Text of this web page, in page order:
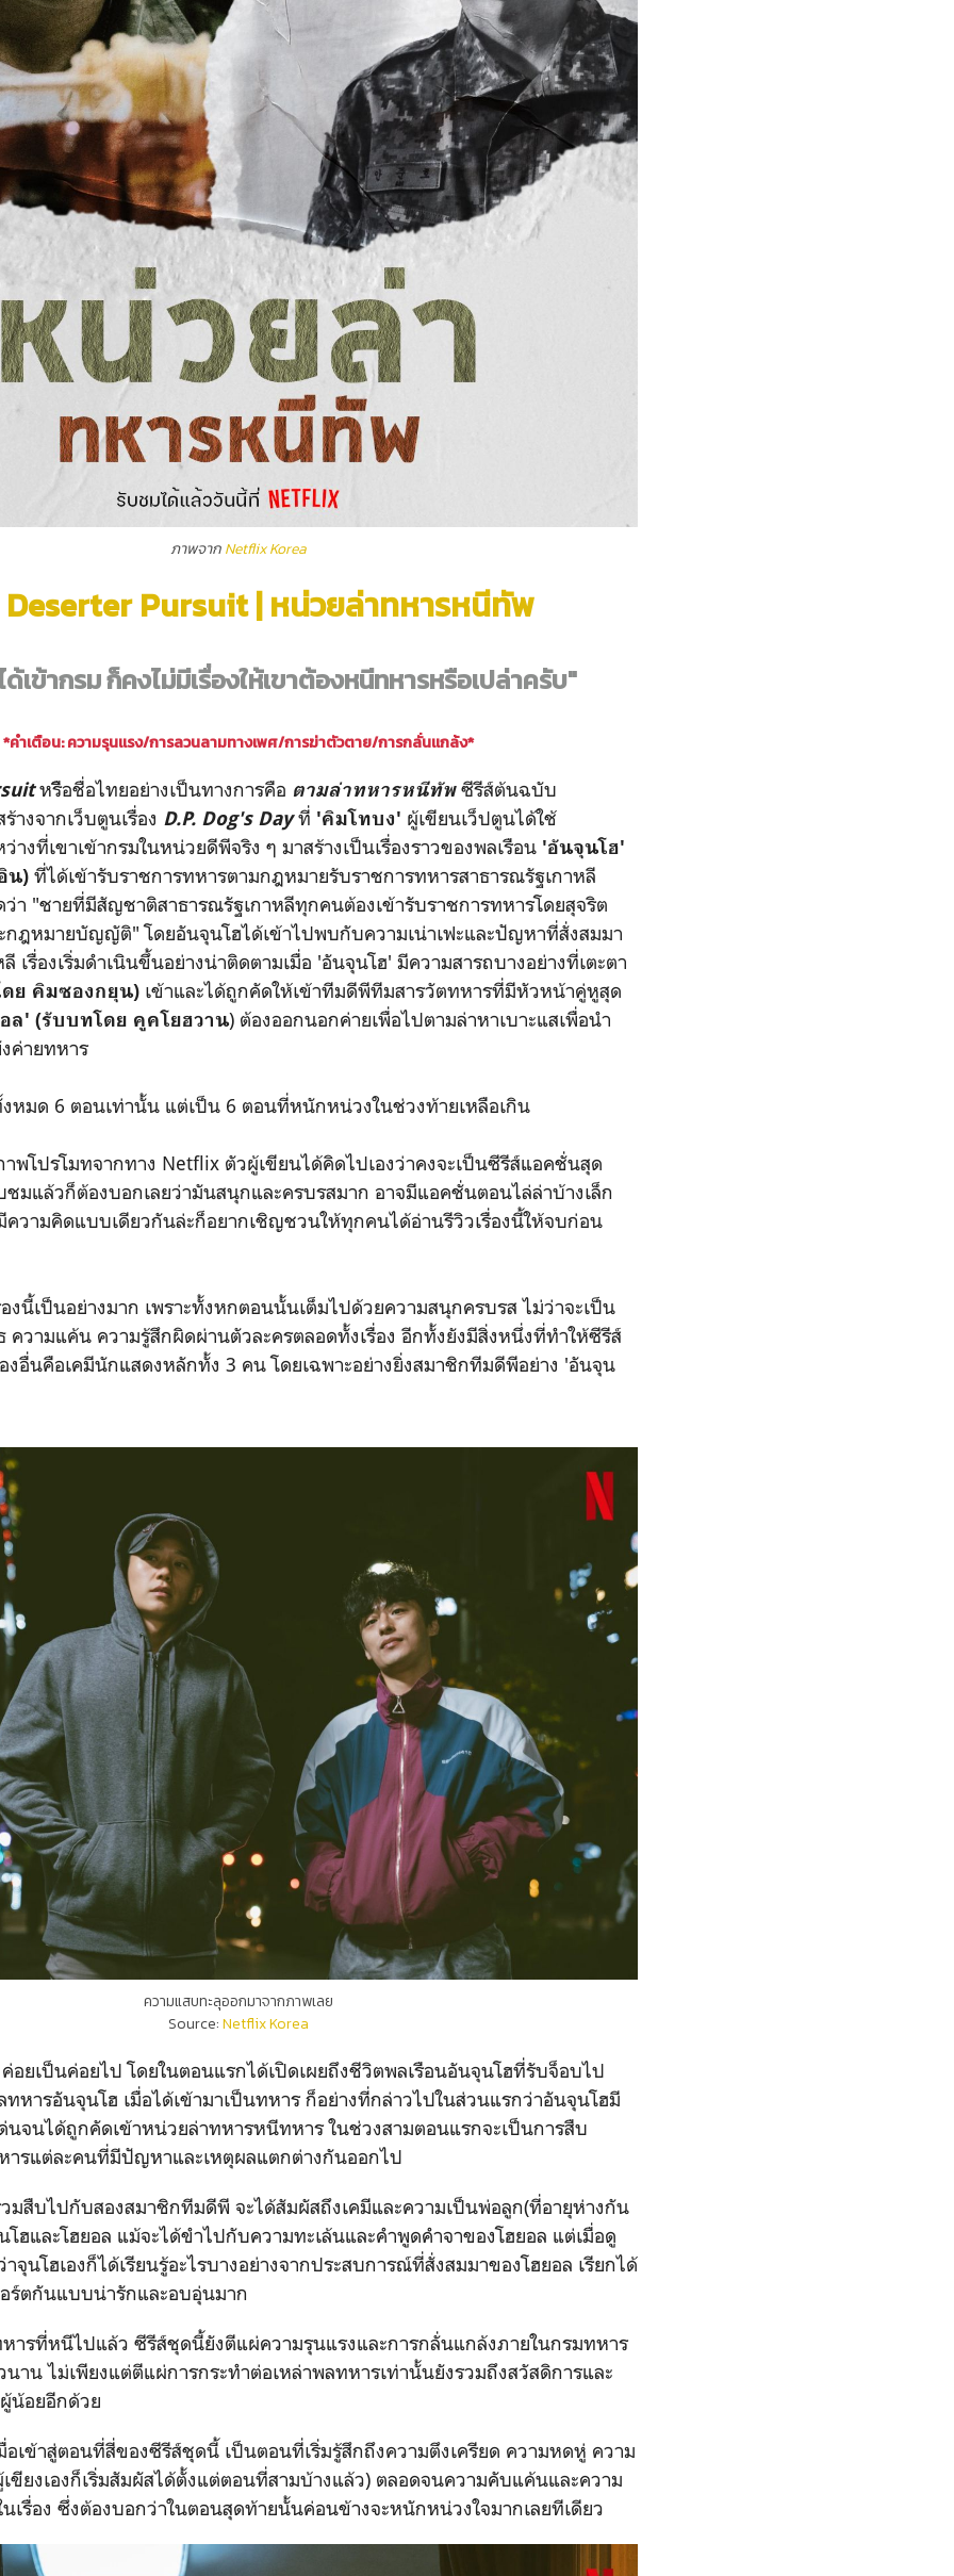
ภาพจากNetflix Korea
Deserter Pursuit | หน่วยล่าทหารหนีทัพ
ด้เข้ากรม ก็คงไม่มีเรื่องให้เขาต้องหนีทหารหรือเปล่าครับ"
*คำเตือน: ความรุนแรง/การลวนลามทางเพศ/การฆ่าตัวตาย/การกลั่นแกล้ง*
หรืิอชื่อไทยอย่างเป็นทางการคือ ตามล่าทหารหนีทัพ ซีรีส์ต้นฉบับ
างจากเว็บตูนเรื่อง D.P. Dog's Dayที่ 'คิมโทบง' ผู้เขียนเว็ปตูนได้ใช้
างที่เขาเข้ากรมในหน่วยดีพีจริง ๆ มาสร้างเป็นเรื่องราวของพลเรือน 'อันจุนโฮ'
น) ที่ได้เข้ารับราชการทหารตามกฎหมายรับราชการทหารสาธารณรัฐเกาหลี
า "ชายที่มีสัญชาติสาธารณรัฐเกาหลีทุกคนต้องเข้ารับราชการทหารโดยสุจริต
ฎหมายบัญญัติ" โดยอันจุนโฮได้เข้าไปพบกับความเน่าเฟะและปัญหาที่สั่งสมมา
เรื่องเริ่มดำเนินขึ้นอย่างน่าติดตามเมื่อ 'อันจุนโฮ' มีความสารถบางอย่างที่เตะตา
ย คิมซองกยุน) เข้าและได้ถูกคัดให้เข้าทีมดีพีทีมสารวัตทหารที่มีหัวหน้าคู่หูสุด
ล' (รับบทโดย คูคโยฮวาน) ต้องออกนอกค่ายเพื่อไปตามล่าหาเบาะแสเพื่อนำ
ค่ายทหาร
หมด 6 ตอนเท่านั้น แต่เป็น 6 ตอนที่หนักหน่วงในช่วงท้ายเหลือเกิน
พโปรโมทจากทาง Netflix ตัวผู้เขียนได้คิดไปเองว่าคงจะเป็นซีรีส์แอคชั่นสุด
มแล้วก็ต้องบอกเลยว่ามันสนุกและครบรสมาก อาจมีแอคชั่นตอนไล่ล่าบ้างเล็ก
ความคิดแบบเดียวกันล่ะก็อยากเชิญชวนให้ทุกคนได้อ่านรีวิวเรื่องนี้ให้จบก่อน
งนี้เป็นอย่างมาก เพราะทั้งหกตอนนั้นเต็มไปด้วยความสนุกครบรส ไม่ว่าจะเป็น
ความแค้น ความรู้สึกผิดผ่านตัวละครตลอดทั้งเรื่อง อีกทั้งยังมีสิ่งหนึ่งที่ทำให้ซีรีส์
องอื่นคือเคมีนักแสดงหลักทั้ง 3 คน โดยเฉพาะอย่างยิ่งสมาชิกทีมดีพีอย่าง 'อันจุน
ความแสบทะลุออกมาจากภาพเลย
Source:Netflix Korea
ค่อยเป็นค่อยไป โดยในตอนแรกได้เปิดเผยถึงชีวิตพลเรือนอันจุนโฮที่รับจ็อบไป
ทหารอันจุนโฮ เมื่อได้เข้ามาเป็นทหาร ก็อย่างที่กล่าวไปในส่วนแรกว่าอันจุนโฮมี
นจนได้ถูกคัดเข้าหน่วยล่าทหารหนีทหาร ในช่วงสามตอนแรกจะเป็นการสืบ
ารแต่ละคนที่มีปัญหาและเหตุผลแตกต่างกันออกไป
วมสืบไปกับสองสมาชิกทีมดีพี จะได้สัมผัสถึงเคมีและความเป็นพ่อลูก(ที่อายุห่างกัน
โฮและโฮยอล แม้จะได้ขำไปกับความทะเล้นและคำพูดคำจาของโฮยอล แต่เมื่อดู
าจุนโฮเองก็ได้เรียนรู้อะไรบางอย่างจากประสบการณ์ที่สั่งสมมาของโฮยอล เรียกได้
ร์ตกันแบบน่ารักและอบอุ่นมาก
ารที่หนีไปแล้ว ซีรีส์ชุดนี้ยังตีแผ่ความรุนแรงและการกลั่นแกล้งภายในกรมทหาร
นาน ไม่เพียงแต่ตีแผ่การกระทำต่อเหล่าพลทหารเท่านั้นยังรวมถึงสวัสดิการและ
น้อยอีกด้วย
มื่อเข้าสู่ตอนที่สี่ของซีรีส์ชุดนี้ เป็นตอนที่เริ่มรู้สึกถึงความตึงเครียด ความหดหู่ ความ
ขียงเองก็เริ่มสัมผัสได้ตั้งแต่ตอนที่สามบ้างแล้ว) ตลอดจนความคับแค้นและความ
นเรื่อง ซึ่งต้องบอกว่าในตอนสุดท้ายนั้นค่อนข้างจะหนักหน่วงใจมากเลยทีเดียว